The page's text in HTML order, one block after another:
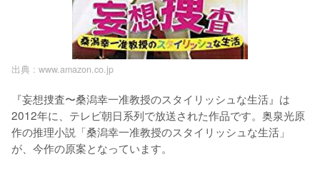
出典 : www.amazon.co.jp
『妄想捜査〜桑潟幸一准教授のスタイリッシュな生活』は
2012年に、テレビ朝日系列で放送された作品です。奥泉光原
作の推理小説「桑潟幸一准教授のスタイリッシュな生活」
が、今作の原案となっています。